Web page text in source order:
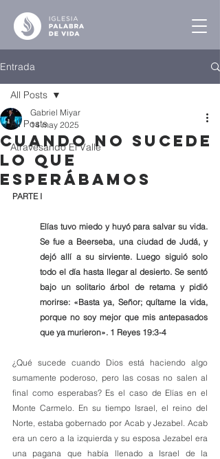
Entrada
All Posts
Atravesando El Valle
All Posts
Cuando No Sucede
lo que
Esperábamos
Gabriel Miyar
14 may 2025
PARTE I
Elías tuvo miedo y huyó para salvar su vida.
Se fue a Beerseba, una ciudad de Judá, y
dejó allí a su sirviente. Luego siguió solo
todo el día hasta llegar al desierto. Se sentó
bajo un solitario árbol de retama y pidió
morirse: «Basta ya, Señor; quítame la vida,
porque no soy mejor que mis antepasados
que ya murieron». 1 Reyes 19:3-4
¿Qué sucede cuando Dios está haciendo algo
sumamente poderoso, pero las cosas no salen al
final como esperabas? Es el caso de Elías en el
Monte Carmelo. En su tiempo Israel, el reino del
Norte, estaba gobernado por Acab y Jezabel. Acab
era un cero a la izquierda y su esposa Jezabel era
una pagana que había llenado a Israel de la